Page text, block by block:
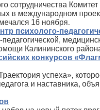
сотрудничества
в международном
16 ноября.
психолого-
Калининского
конкурсов
успеха»,
и наставника,